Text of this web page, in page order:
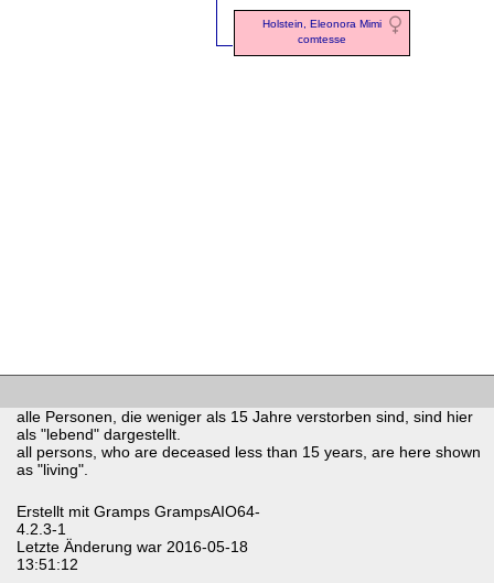
Holstein, Eleonora Mimi
comtesse
alle Personen, die weniger als 15 Jahre verstorben sind, sind hier
als "lebend" dargestellt.
all persons, who are deceased less than 15 years, are here shown
as "living".
Erstellt mit Gramps GrampsAIO64-
4.2.3-1
Letzte Änderung war 2016-05-18
13:51:12